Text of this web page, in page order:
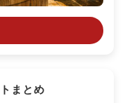
まとめ